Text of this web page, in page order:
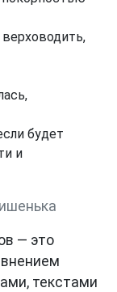
будет
и
— это
текстами